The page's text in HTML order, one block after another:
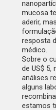
mucosa
aderir,
resposta
médico.
Sobre o
de US$ 5,
análises
alguns
estamos